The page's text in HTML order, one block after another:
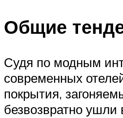
Общие
Судя по модным
современных
покрытия,
безвозвратно